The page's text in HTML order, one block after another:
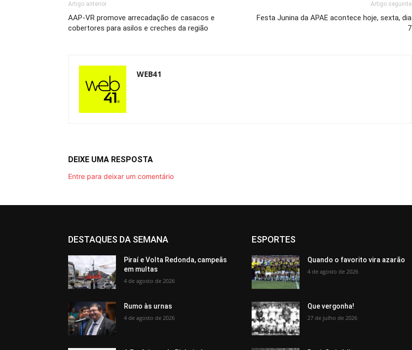
Artigo anterior
AAP-VR promove arrecadação de casacos e
cobertores para asilos e creches da região
Artigo seguinte
Festa Junina da APAE acontece hoje, sexta, dia
7
WEB41
DEIXE UMA RESPOSTA
Entre para deixar um comentário
DESTAQUES DA SEMANA
Piraí e Volta Redonda, campeãs
em multas
4 de agosto de 2026
Rumo às urnas
4 de agosto de 2026
ESPORTES
Quando o favorito vira azarão
4 de agosto de 2026
Que vergonha!
27 de julho de 2026